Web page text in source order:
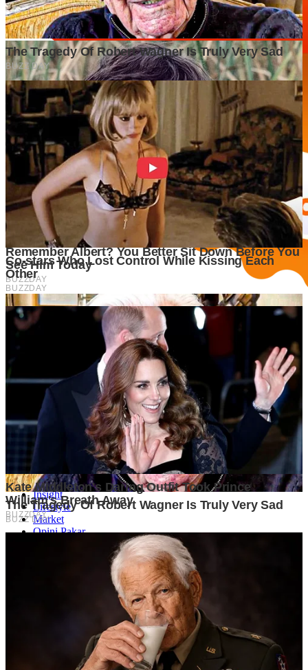
Informasi
Tentang Kami
Disclaimer
Kerjasama
Kategori
Finansial
Insight
Lifestyle
Market
Opini Pakar